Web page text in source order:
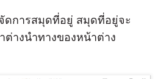
ดการสมุดที่อยู่ สมุดที่อยู่จะ
างนำทางของหน้าต่าง